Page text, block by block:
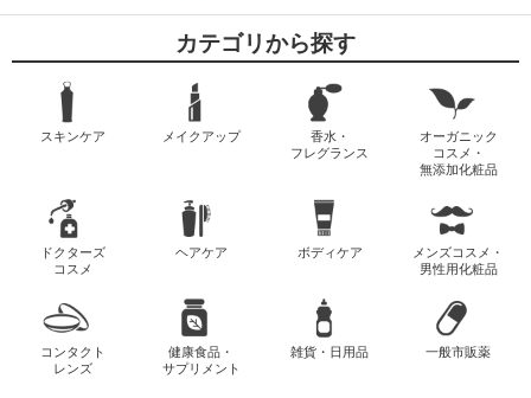
カテゴリから探す
スキンケア メイクアップ
香水・
フレグランス
オーガニック
コスメ・
無添加化粧品
ドクターズ
コスメ
ヘアケア ボディケア
メンズコスメ・
男性用化粧品
コンタクト
レンズ
健康食品・
サプリメント
雑貨・日用品 一般市販薬